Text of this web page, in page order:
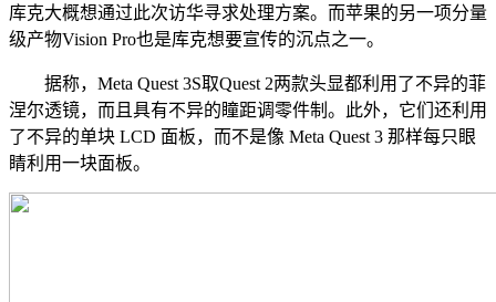
库克大概想通过此次访华寻求处理方案。而苹果的另一项分量
级产物Vision Pro也是库克想要宣传的沉点之一。
据称，Meta Quest 3S取Quest 2两款头显都利用了不异的菲
涅尔透镜，而且具有不异的瞳距调零件制。此外，它们还利用
了不异的单块 LCD 面板，而不是像 Meta Quest 3 那样每只眼
睛利用一块面板。